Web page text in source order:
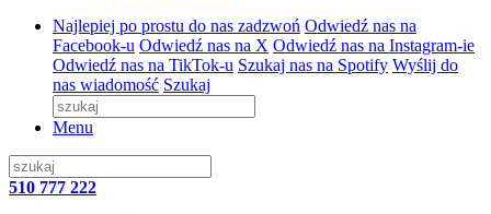
Najlepiej po prostu do nas zadzwoń Odwiedź nas na
Facebook-u Odwiedź nas na X Odwiedź nas na Instagram-ie
Odwiedź nas na TikTok-u Szukaj nas na Spotify Wyślij do
nas wiadomość Szukaj
Menu
510 777 222